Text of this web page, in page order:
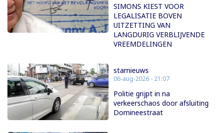
SIMONS KIEST VOOR
LEGALISATIE BOVEN
UITZETTING VAN
LANGDURIG VERBLIJVENDE
VREEMDELINGEN
starnieuws
06-aug-2026 - 21:07
Politie grijpt in na
verkeerschaos door afsluiting
Domineestraat